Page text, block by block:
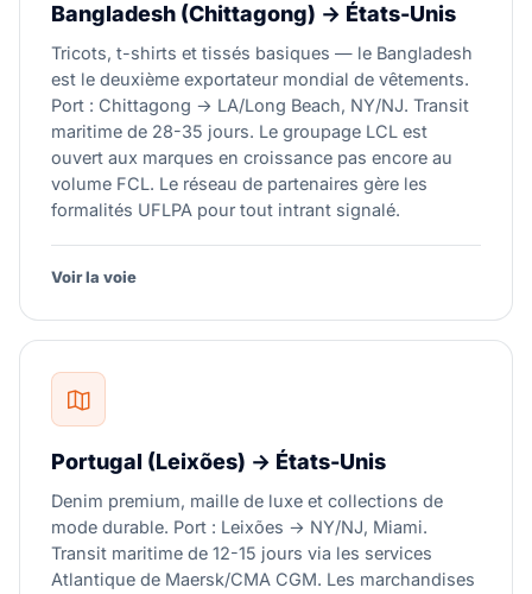
Bangladesh (Chittagong) → États-Unis
Tricots, t-shirts et tissés basiques — le Bangladesh
est le deuxième exportateur mondial de vêtements.
Port : Chittagong → LA/Long Beach, NY/NJ. Transit
maritime de 28-35 jours. Le groupage LCL est
ouvert aux marques en croissance pas encore au
volume FCL. Le réseau de partenaires gère les
formalités UFLPA pour tout intrant signalé.
Voir la voie
Portugal (Leixões) → États-Unis
Denim premium, maille de luxe et collections de
mode durable. Port : Leixões → NY/NJ, Miami.
Transit maritime de 12-15 jours via les services
Atlantique de Maersk/CMA CGM. Les marchandises